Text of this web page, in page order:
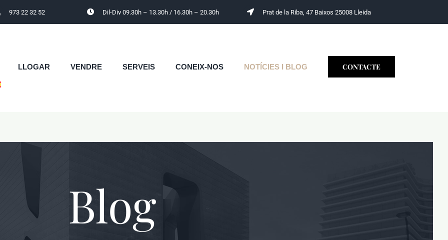
973 22 32 52 Dil-Div 09.30h – 13.30h / 16.30h – 20.30h Prat de la Riba, 47 Baixos 25008 Lleida
LLOGAR VENDRE SERVEIS CONEIX-NOS NOTÍCIES I BLOG CONTACTE
Blog